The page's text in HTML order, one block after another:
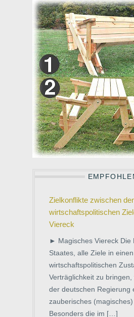
Zielkonflikte zwischen
wirtschaftspolitischen
Viereck
► Magisches Viereck Die
Staates, alle Ziele in einen
wirtschaftspolitischen
Verträglichkeit zu
der deutschen Regierung
zauberisches (magisches)
Besonders die im […]